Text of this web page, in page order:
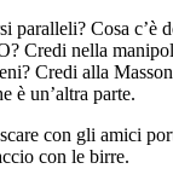
paralleli? Cosa c’è
Credi nella
Credi alla
è un’altra parte.
con gli amici
con le birre.